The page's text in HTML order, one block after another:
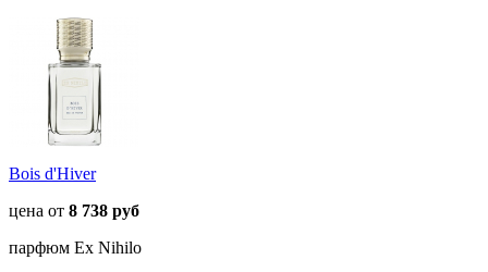
Bois d'Hiver
цена от 8 738 руб
парфюм Ex Nihilo